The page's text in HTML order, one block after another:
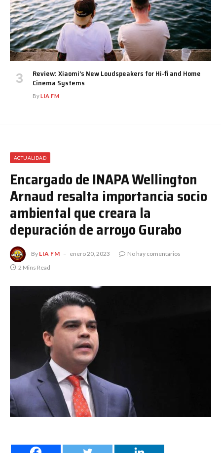
Review: Xiaomi’s New Loudspeakers for Hi-fi and Home
Cinema Systems
ByLIA FM
ACTUALIDAD
Encargado de INAPA Wellington
Arnaud resalta importancia socio
ambiental que creara la
depuración de arroyo Gurabo
By LIA FM enero 20, 2023
No hay comentarios
2 Mins Read